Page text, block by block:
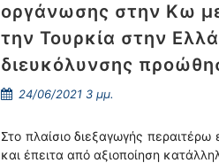
οργάνωσης στην Κω
την Τουρκία στην
διευκόλυνσης
24/06/2021 3 μμ.
Στο πλαίσιο διεξαγωγής
και έπειτα από αξιοποίηση